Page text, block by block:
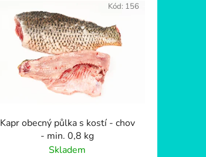
n
í
p
o
k
Kapr obecný půlka s kostí - chov
- min. 0,8 kg
Skladem
Kód: 156